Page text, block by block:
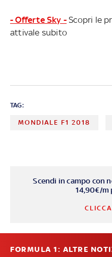
- Offerte Sky - Scopri le
attivale subito
TAG:
MONDIALE F1 2018
Scendi in campo con
14,90€/m
FORMULA 1: ALTRE